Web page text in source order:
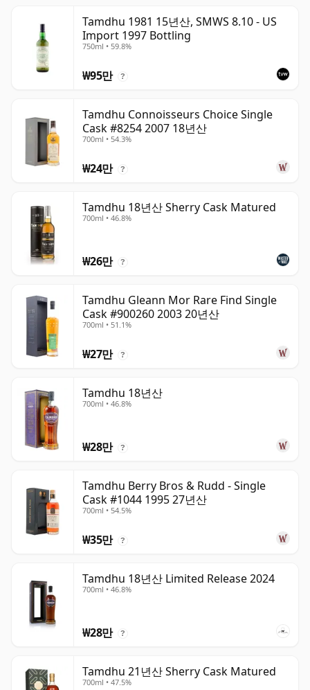
Tamdhu 1981 15년산, SMWS 8.10 - US
Import 1997 Bottling
750ml • 59.8%
₩95만 ?
Tamdhu Connoisseurs Choice Single
Cask #8254 2007 18년산
700ml • 54.3%
₩24만 ?
Tamdhu 18년산 Sherry Cask Matured
700ml • 46.8%
₩26만 ?
Tamdhu Gleann Mor Rare Find Single
Cask #900260 2003 20년산
700ml • 51.1%
₩27만 ?
Tamdhu 18년산
700ml • 46.8%
₩28만 ?
Tamdhu Berry Bros & Rudd - Single
Cask #1044 1995 27년산
700ml • 54.5%
₩35만 ?
Tamdhu 18년산 Limited Release 2024
700ml • 46.8%
₩28만 ?
Tamdhu 21년산 Sherry Cask Matured
700ml • 47.5%